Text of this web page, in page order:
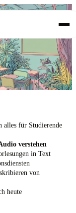
alles für Studierende
verstehen
in Text
von
heute